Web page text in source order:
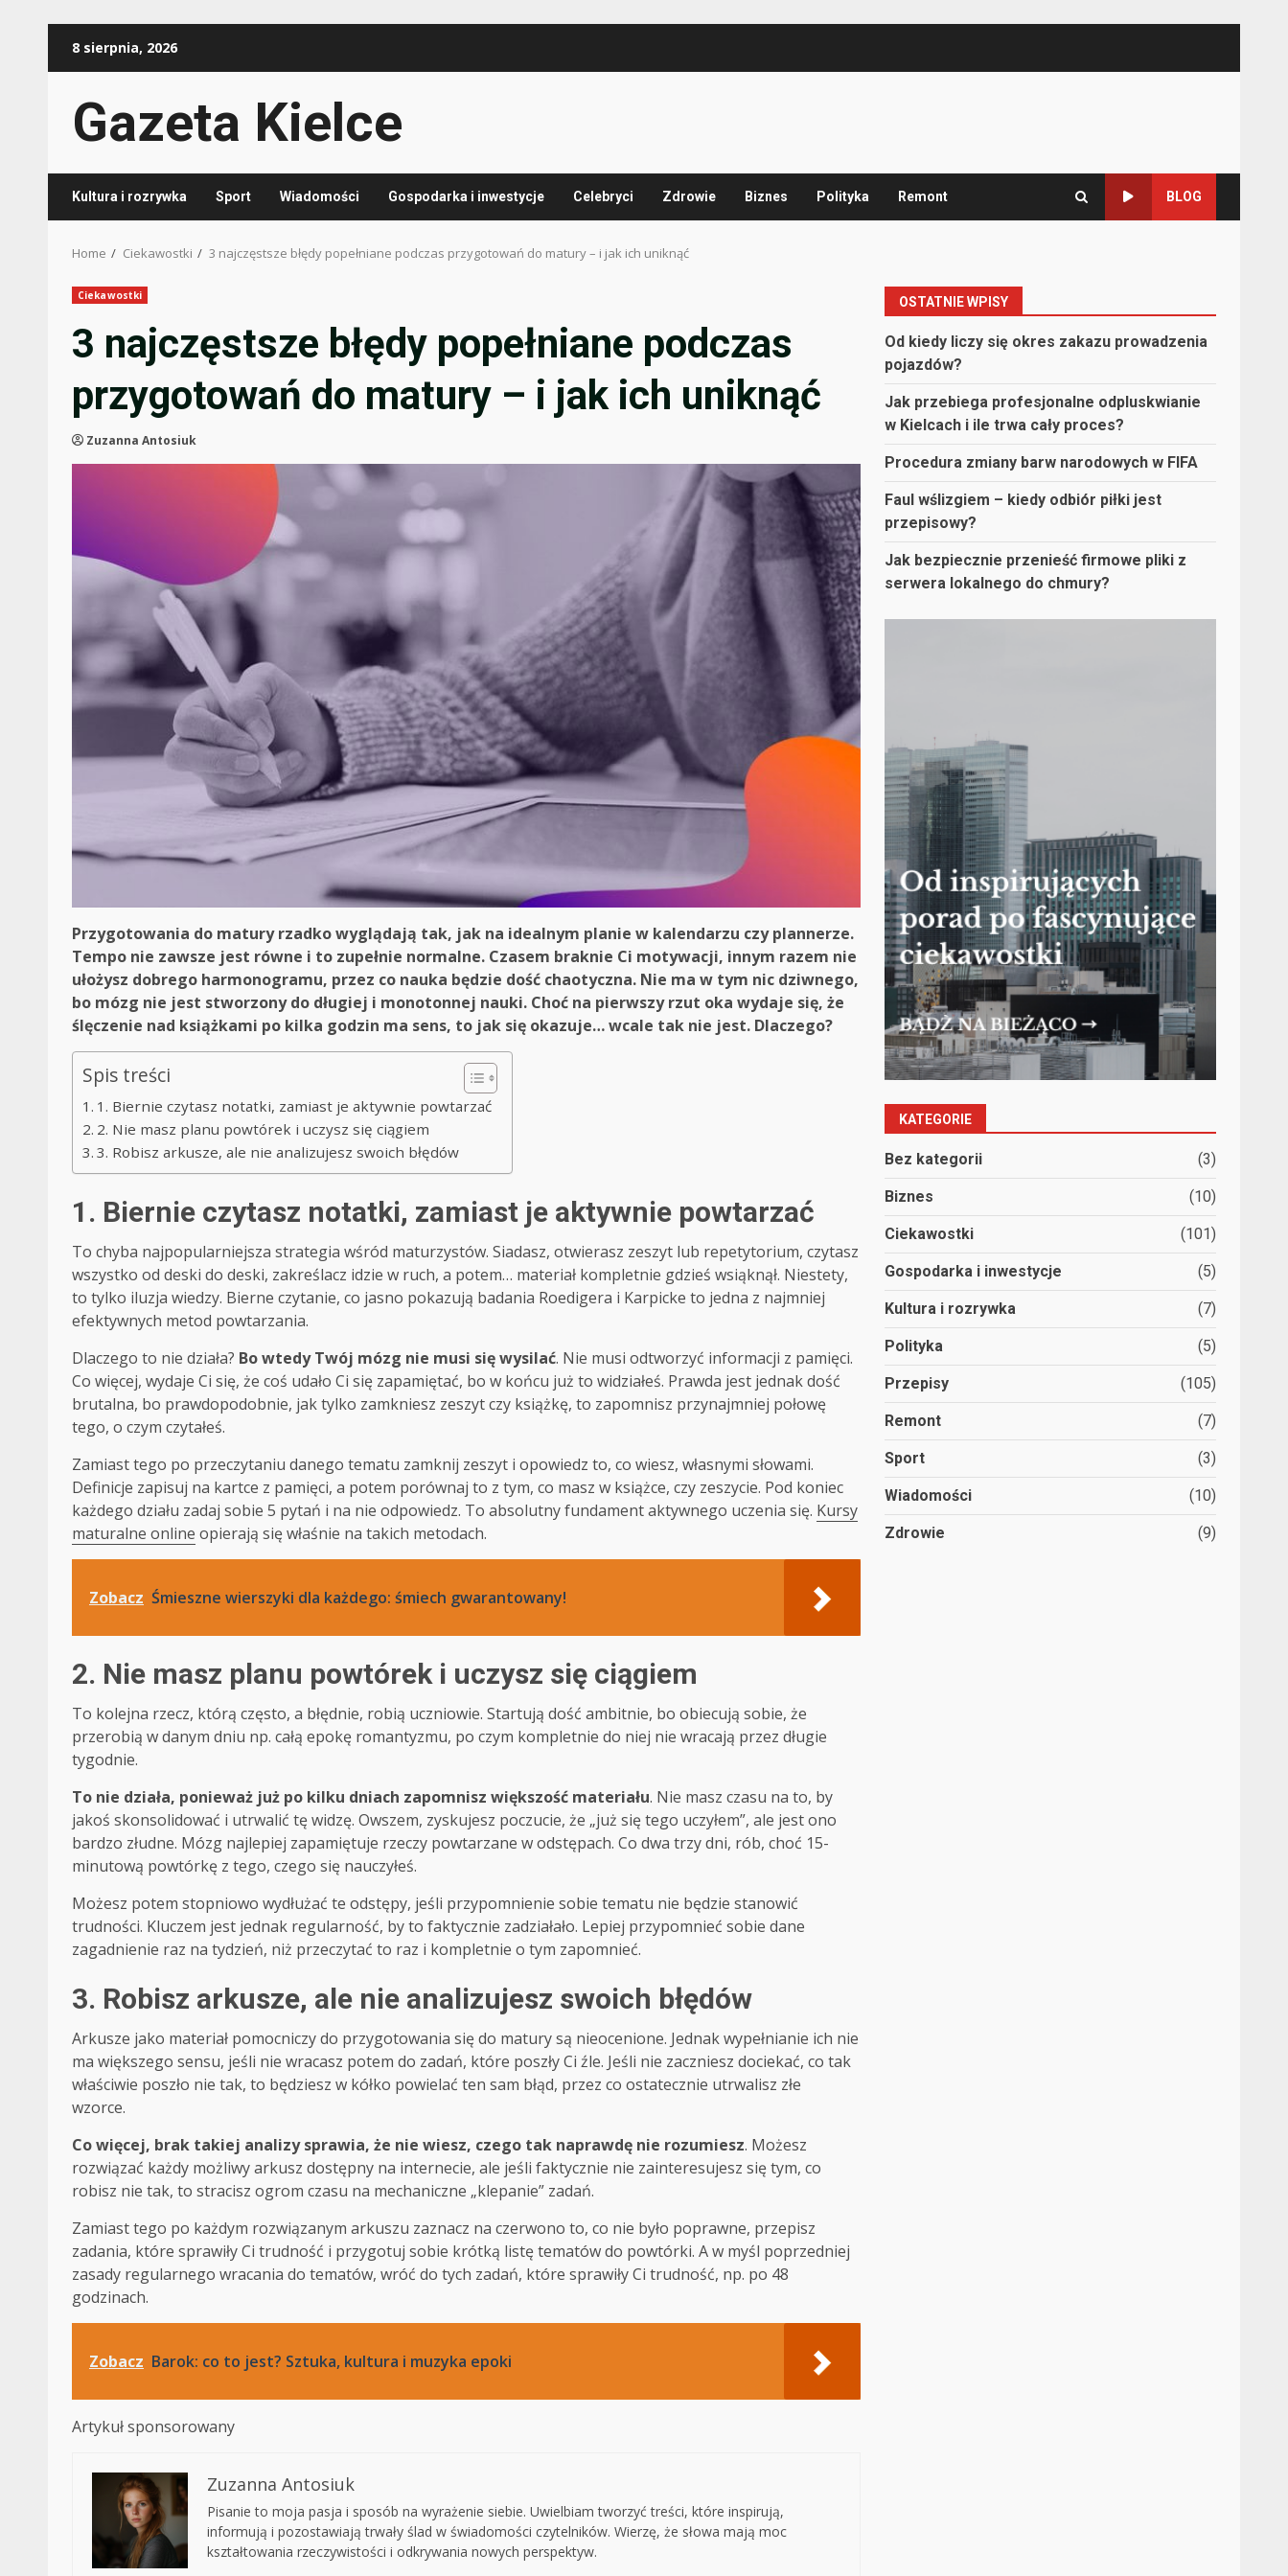
8 sierpnia, 2026
Gazeta Kielce
Kultura i rozrywka Sport Wiadomości Gospodarka i inwestycje Celebryci Zdrowie Biznes Polityka Remont BLOG
Home Ciekawostki 3 najczęstsze błędy popełniane podczas przygotowań do matury – i jak ich uniknąć
Ciekawostki
3 najczęstsze błędy popełniane podczas
przygotowań do matury – i jak ich uniknąć
Zuzanna Antosiuk
Przygotowania do matury rzadko wyglądają tak, jak na idealnym planie w kalendarzu czy plannerze.
Tempo nie zawsze jest równe i to zupełnie normalne. Czasem braknie Ci motywacji, innym razem nie
ułożysz dobrego harmonogramu, przez co nauka będzie dość chaotyczna. Nie ma w tym nic dziwnego,
bo mózg nie jest stworzony do długiej i monotonnej nauki. Choć na pierwszy rzut oka wydaje się, że
ślęczenie nad książkami po kilka godzin ma sens, to jak się okazuje… wcale tak nie jest. Dlaczego?
Spis treści
1. Biernie czytasz notatki, zamiast je aktywnie powtarzać
2. Nie masz planu powtórek i uczysz się ciągiem
3. Robisz arkusze, ale nie analizujesz swoich błędów
1. Biernie czytasz notatki, zamiast je aktywnie powtarzać
To chyba najpopularniejsza strategia wśród maturzystów. Siadasz, otwierasz zeszyt lub repetytorium, czytasz
wszystko od deski do deski, zakreślacz idzie w ruch, a potem… materiał kompletnie gdzieś wsiąknął. Niestety,
to tylko iluzja wiedzy. Bierne czytanie, co jasno pokazują badania Roedigera i Karpicke to jedna z najmniej
efektywnych metod powtarzania.
Dlaczego to nie działa? Bo wtedy Twój mózg nie musi się wysilać. Nie musi odtworzyć informacji z pamięci.
Co więcej, wydaje Ci się, że coś udało Ci się zapamiętać, bo w końcu już to widziałeś. Prawda jest jednak dość
brutalna, bo prawdopodobnie, jak tylko zamkniesz zeszyt czy książkę, to zapomnisz przynajmniej połowę
tego, o czym czytałeś.
Zamiast tego po przeczytaniu danego tematu zamknij zeszyt i opowiedz to, co wiesz, własnymi słowami.
Definicje zapisuj na kartce z pamięci, a potem porównaj to z tym, co masz w książce, czy zeszycie. Pod koniec
każdego działu zadaj sobie 5 pytań i na nie odpowiedz. To absolutny fundament aktywnego uczenia się. Kursy
maturalne online opierają się właśnie na takich metodach.
Zobacz Śmieszne wierszyki dla każdego: śmiech gwarantowany!
2. Nie masz planu powtórek i uczysz się ciągiem
To kolejna rzecz, którą często, a błędnie, robią uczniowie. Startują dość ambitnie, bo obiecują sobie, że
przerobią w danym dniu np. całą epokę romantyzmu, po czym kompletnie do niej nie wracają przez długie
tygodnie.
To nie działa, ponieważ już po kilku dniach zapomnisz większość materiału. Nie masz czasu na to, by
jakoś skonsolidować i utrwalić tę widzę. Owszem, zyskujesz poczucie, że „już się tego uczyłem”, ale jest ono
bardzo złudne. Mózg najlepiej zapamiętuje rzeczy powtarzane w odstępach. Co dwa trzy dni, rób, choć 15-
minutową powtórkę z tego, czego się nauczyłeś.
Możesz potem stopniowo wydłużać te odstępy, jeśli przypomnienie sobie tematu nie będzie stanowić
trudności. Kluczem jest jednak regularność, by to faktycznie zadziałało. Lepiej przypomnieć sobie dane
zagadnienie raz na tydzień, niż przeczytać to raz i kompletnie o tym zapomnieć.
3. Robisz arkusze, ale nie analizujesz swoich błędów
Arkusze jako materiał pomocniczy do przygotowania się do matury są nieocenione. Jednak wypełnianie ich nie
ma większego sensu, jeśli nie wracasz potem do zadań, które poszły Ci źle. Jeśli nie zaczniesz dociekać, co tak
właściwie poszło nie tak, to będziesz w kółko powielać ten sam błąd, przez co ostatecznie utrwalisz złe
wzorce.
Co więcej, brak takiej analizy sprawia, że nie wiesz, czego tak naprawdę nie rozumiesz. Możesz
rozwiązać każdy możliwy arkusz dostępny na internecie, ale jeśli faktycznie nie zainteresujesz się tym, co
robisz nie tak, to stracisz ogrom czasu na mechaniczne „klepanie” zadań.
Zamiast tego po każdym rozwiązanym arkuszu zaznacz na czerwono to, co nie było poprawne, przepisz
zadania, które sprawiły Ci trudność i przygotuj sobie krótką listę tematów do powtórki. A w myśl poprzedniej
zasady regularnego wracania do tematów, wróć do tych zadań, które sprawiły Ci trudność, np. po 48
godzinach.
Zobacz Barok: co to jest? Sztuka, kultura i muzyka epoki
Artykuł sponsorowany
Zuzanna Antosiuk
Pisanie to moja pasja i sposób na wyrażenie siebie. Uwielbiam tworzyć treści, które inspirują,
informują i pozostawiają trwały ślad w świadomości czytelników. Wierzę, że słowa mają moc
kształtowania rzeczywistości i odkrywania nowych perspektyw.
OSTATNIE WPISY
Od kiedy liczy się okres zakazu prowadzenia
pojazdów?
Jak przebiega profesjonalne odpluskwianie
w Kielcach i ile trwa cały proces?
Procedura zmiany barw narodowych w FIFA
Faul wślizgiem – kiedy odbiór piłki jest
przepisowy?
Jak bezpiecznie przenieść firmowe pliki z
serwera lokalnego do chmury?
KATEGORIE
Bez kategorii (3)
Biznes (10)
Ciekawostki (101)
Gospodarka i inwestycje (5)
Kultura i rozrywka (7)
Polityka (5)
Przepisy (105)
Remont (7)
Sport (3)
Wiadomości (10)
Zdrowie (9)